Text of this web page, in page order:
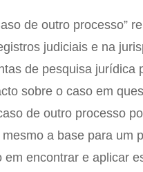
de outro processo”
judiciais e na
de pesquisa jurídica
sobre o caso em
de outro processo
a base para um
em encontrar e aplicar